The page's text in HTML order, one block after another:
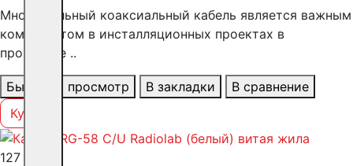
Многожильный коаксиальный кабель является важным
компонентом в инсталляционных проектах в
прокладке ..
Быстрый просмотр В закладки
В сравнение
Купить
127 ₽